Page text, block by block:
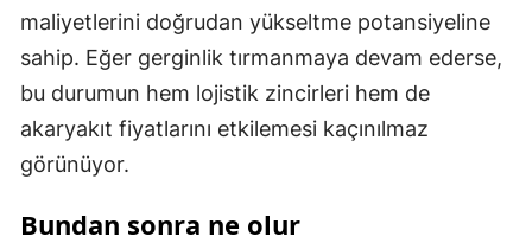
maliyetlerini doğrudan yükseltme potansiyeline
sahip. Eğer gerginlik tırmanmaya devam ederse,
bu durumun hem lojistik zincirleri hem de
akaryakıt fiyatlarını etkilemesi kaçınılmaz
görünüyor.
Bundan sonra ne olur